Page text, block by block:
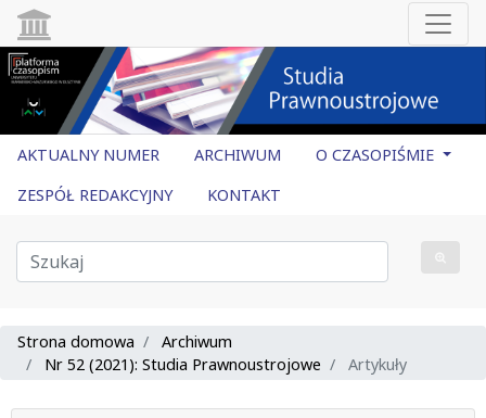
AKTUALNY NUMER ARCHIWUM
O CZASOPIŚMIE
ZESPÓŁ REDAKCYJNY
KONTAKT
Strona domowa
Archiwum
Nr 52 (2021): Studia Prawnoustrojowe
Artykuły